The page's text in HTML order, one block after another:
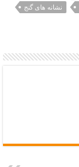
نشانه های گنج